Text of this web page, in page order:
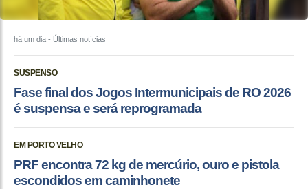
há um dia - Últimas notícias
SUSPENSO
Fase final dos Jogos Intermunicipais de RO 2026
é suspensa e será reprogramada
EM PORTO VELHO
PRF encontra 72 kg de mercúrio, ouro e pistola
escondidos em caminhonete